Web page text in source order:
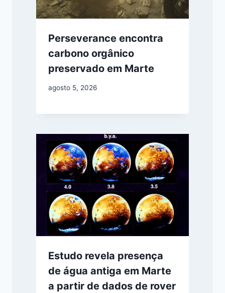
Perseverance encontra
carbono orgânico
preservado em Marte
agosto 5, 2026
Estudo revela presença
de água antiga em Marte
a partir de dados de rover